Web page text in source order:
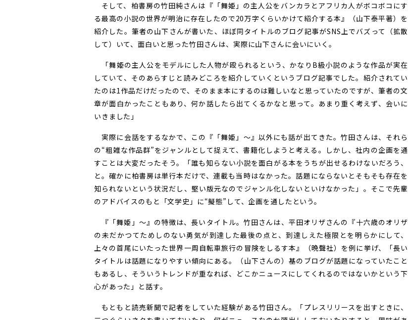
そして、柏書房の竹田純さんは『「舞姫」の主人公をバンカラとアフリカ人がボコボコにす
る最高の小説の世界が明治に存在したので20万字くらいかけて紹介する本』（山下泰平著）を
紹介した。筆者の山下さんが書いた、ほぼ同タイトルのブログ記事がSNS上でバズって（拡散
して）いて、面白いと思った竹田さんは、実際に山下さんに会いにいく。
「舞姫の主人公をモデルにした人物が殴られるという、かなりB級小説のような作品が実在
していて、そのあらすじと読みどころを紹介していくというブログ記事でした。紹介されてい
たのは1作品だけだったので、そのまま本にするのは難しいなと思っていたのですが、筆者の文
章が面白かったこともあり、何か話したら出てくるかなと思って。あまり重く考えず、会いに
いきました」
実際に会話をするなかで、この『「舞姫」〜』以外にも話が出てきた。竹田さんは、それら
の“粗雑な作品群”をジャンルとして捉えて、書籍化しようと考える。しかし、社内の企画を通
すことは大変だったそう。「誰も知らない小説を面白がる本をうちが出せるわけないだろう、
と。確かに柏書房は単行本だけで、連載も当時はなかった。話題にならないとそもそも存在を
知られないという状況だし、堅い版元なのでジャンル化しないといけなかった」。そこで先輩
のアドバイスのもと「文学史」に“擬態”して、企画を通したという。
『「舞姫」〜』の特徴は、長いタイトル。竹田さんは、平田オリザさんの『十六歳のオリザ
の未だかつてためしのない勇気が到達した最後の点と、到達しえた極限とを明らかにして、
上々の首尾にいたった世界一周自転車旅行の冒険をしるす本』（晩聲社）を例に挙げ、「長い
タイトルは話題になりやすい傾向にある。（山下さんの）基のブログが話題になっていたこと
もあるし、そういうトレンドが重なれば、どこかニュースにしてくれるのではないかという下
心があった」と話す。
もともと読売新聞で記者をしていた経験がある竹田さん。「プレスリリースを出すときに、